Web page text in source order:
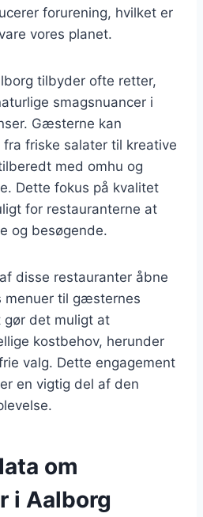
forurening, hvilket er
vores planet.
tilbyder ofte retter,
smagsnuancer i
Gæsterne kan
friske salater til kreative
med omhu og
Dette fokus på kvalitet
for restauranterne at
og besøgende.
disse restauranter åbne
menuer til gæsternes
det muligt at
kostbehov, herunder
valg. Dette engagement
en vigtig del af den
om
i Aalborg